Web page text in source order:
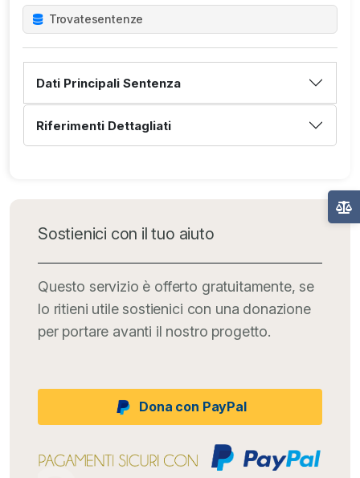
Trovatesentenze
Dati Principali Sentenza
Riferimenti Dettagliati
Sostienici con il tuo aiuto
Questo servizio è offerto gratuitamente, se
lo ritieni utile sostienici con una donazione
per portare avanti il nostro progetto.
Dona con PayPal